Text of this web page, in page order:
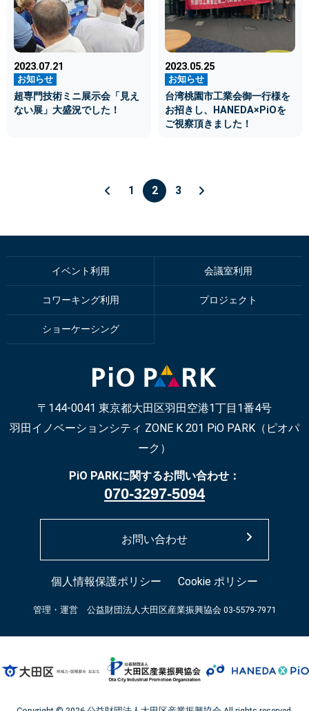
2023.07.21
超専門技術ミニ展示会「見え
ない展」大盛況でした！
2023.05.25
台湾桃園市工業会御一行様を
お招きし、HANEDA×PiOを
ご視察頂きました！
1 2 3
イベント利用 会議室利用
コワーキング利用 プロジェクト
ショーケーシング
〒144-0041 東京都大田区羽田空港1丁目1番4号
羽田イノベーションシティ ZONE K 201 PiO PARK（ピオパ
ーク）
PiO PARKに関するお問い合わせ：
070-3297-5094
お問い合わせ
個人情報保護ポリシー Cookie ポリシー
管理・運営 公益財団法人大田区産業振興協会 03-5579-7971